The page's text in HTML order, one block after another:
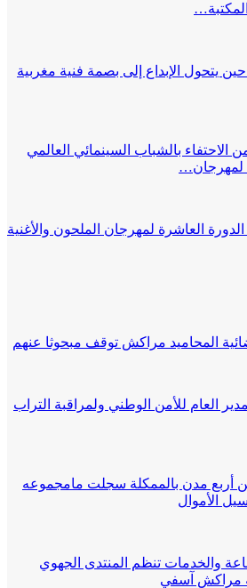
يتحول الإبداع إلى بصمة فنية مغربية
الاحتفاء بالشباب السينمائي العالمي
لمهرجان…
العاشرة لمهرجان الملحون والأغنية
المحاميد مراكش توقف مبحوثا عنهم
العام للأمن الوطني ولمراقبة التراب
أربع مدن بالممكلة سجلت مامجموعه
والخدمات تنظم المنتدى الجهوي
مراكش آسفي